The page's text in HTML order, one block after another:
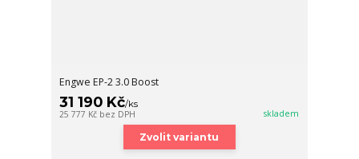
Engwe EP-2 3.0 Boost
31 190 Kč/ks
25 777 Kč bez DPH skladem
Zvolit variantu